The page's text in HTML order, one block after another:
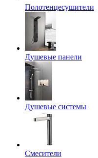
Полотенцесушители
Душевые панели
Душевые системы
Смесители